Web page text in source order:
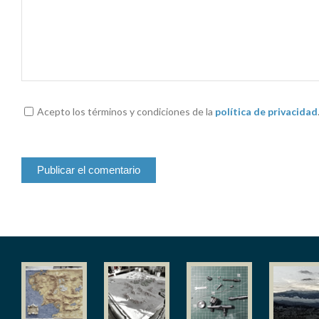
Acepto los términos y condiciones de la política de privacidad